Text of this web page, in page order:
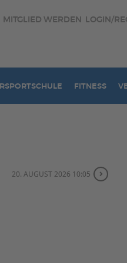
MITGLIED WERDEN LOGIN/
FITNESS
20. AUGUST 2026 10:05